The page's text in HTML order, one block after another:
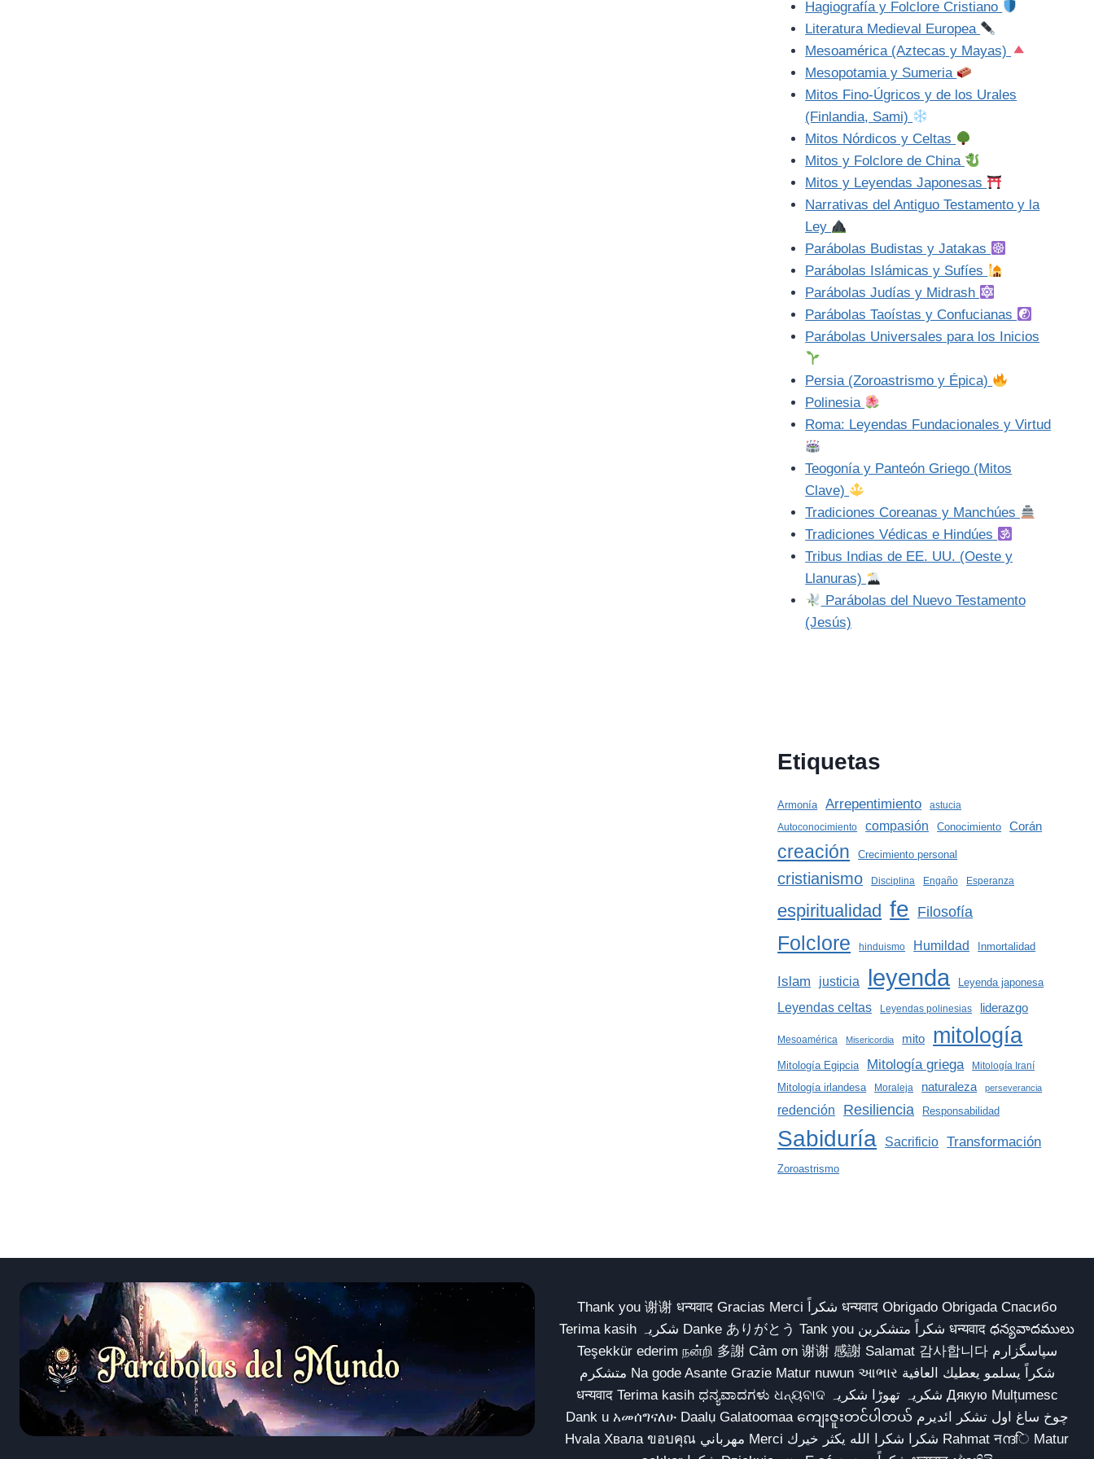
Hagiografía y Folclore Cristiano
Literatura Medieval Europea
Mesoamérica (Aztecas y Mayas)
Mesopotamia y Sumeria
Mitos Fino-Úgricos y de los Urales
(Finlandia, Sami)
Mitos Nórdicos y Celtas
Mitos y Folclore de China
Mitos y Leyendas Japonesas
Narrativas del Antiguo Testamento y la
Ley
Parábolas Budistas y Jatakas
Parábolas Islámicas y Sufíes
Parábolas Judías y Midrash
Parábolas Taoístas y Confucianas
Parábolas Universales para los Inicios
Persia (Zoroastrismo y Épica)
Polinesia
Roma: Leyendas Fundacionales y Virtud
Teogonía y Panteón Griego (Mitos
Clave)
Tradiciones Coreanas y Manchúes
Tradiciones Védicas e Hindúes
Tribus Indias de EE. UU. (Oeste y
Llanuras)
Parábolas del Nuevo Testamento
(Jesús)
Etiquetas
Armonía Arrepentimiento
astucia
Autoconocimiento
compasión Conocimiento Corán
creación Crecimiento personal
cristianismo Disciplina Engaño Esperanza
espiritualidad fe Filosofía
Folclore hinduismo Humildad Inmortalidad
Islam justicia leyenda Leyenda japonesa
Leyendas celtas Leyendas polinesias liderazgo
Mesoamérica Misericordia mito mitología
Mitología Egipcia Mitología griega Mitología Iraní
Mitología irlandesa Moraleja naturaleza perseverancia
redención Resiliencia Responsabilidad
Sabiduría Sacrificio Transformación
Zoroastrismo
Thank you 谢谢 धन्यवाद Gracias Merci شكراً धन्यवाद Obrigado Obrigada Спасибо
Terima kasih شکریہ Danke ありがとう Tank you شكراً متشكرين धन्यवाद ధన్యవాదములు
Teşekkür ederim நன்றி 多謝 Cảm ơn 谢谢 感謝 Salamat 감사합니다 سپاسگزارم
متشکرم Na gode Asante Grazie Matur nuwun આભાર شكراً يسلمو يعطيك العافية
धन्यवाद Terima kasih ಧನ್ಯವಾದಗಳು ଧନ୍ୟବାଦ شکریہ تھوڑا شکریہ Дякую Mulțumesc
Dank u አመሰግናለሁ Daalụ Galatoomaa ကျေးဇူးတင်ပါတယ် چوخ ساغ اول تشکر ائدیرم
Hvala Хвала ขอบคุณ مهرباني Merci شكرا شكرا الله يكثر خيرك Rahmat नന്ദि Matur